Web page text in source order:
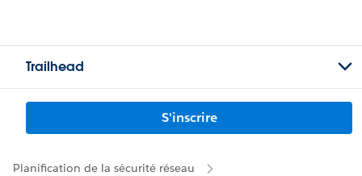
Trailhead
S'inscrire
Planification de la sécurité réseau